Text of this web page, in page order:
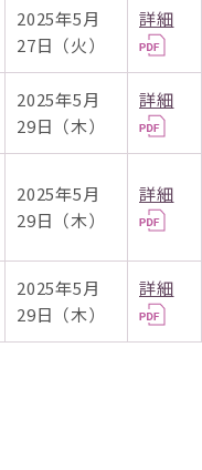
2025年5月
27日（火）
詳細
2025年5月
29日（木）
詳細
2025年5月
29日（木）
詳細
2025年5月
29日（木）
詳細